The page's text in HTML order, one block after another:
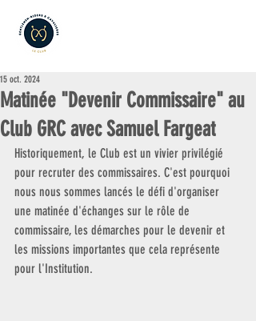
Matinée "Devenir Commissaire" au
Club GRC avec Samuel Fargeat
15 oct. 2024
Historiquement, le Club est un vivier privilégié
pour recruter des commissaires. C'est pourquoi
nous nous sommes lancés le défi d'organiser
une matinée d'échanges sur le rôle de
commissaire, les démarches pour le devenir et
les missions importantes que cela représente
pour l'Institution.